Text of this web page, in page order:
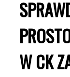
W CK